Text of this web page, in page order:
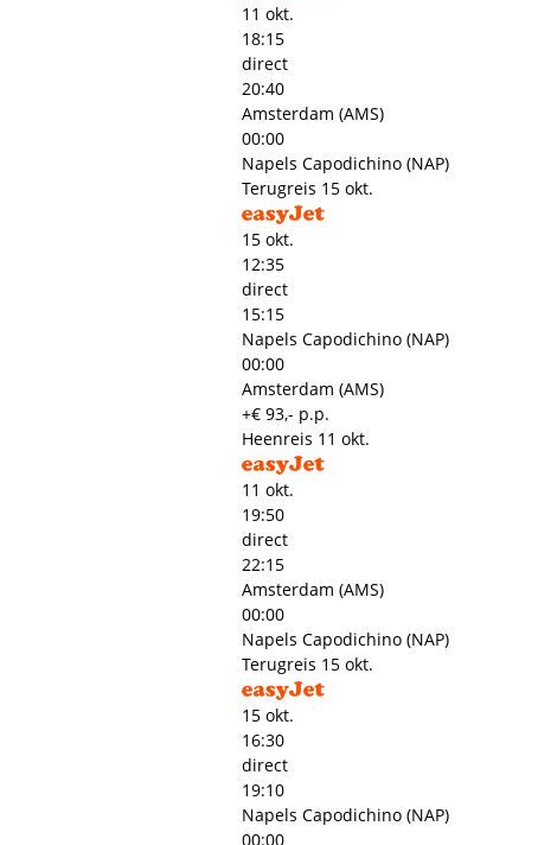
11 okt.
18:15
direct
20:40
Amsterdam (AMS)
00:00
Napels Capodichino (NAP)
Terugreis 15 okt.
15 okt.
12:35
direct
15:15
Napels Capodichino (NAP)
00:00
Amsterdam (AMS)
+€ 93,- p.p.
Heenreis 11 okt.
11 okt.
19:50
direct
22:15
Amsterdam (AMS)
00:00
Napels Capodichino (NAP)
Terugreis 15 okt.
15 okt.
16:30
direct
19:10
Napels Capodichino (NAP)
00:00